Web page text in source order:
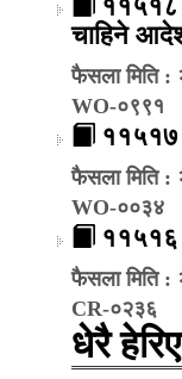
११५१८
चाहिने
फैसला मिति :
WO-०९९१
११५१७
फैसला मिति :
WO-००३४
११५१६
फैसला मिति :
CR-०२३६
धेरै